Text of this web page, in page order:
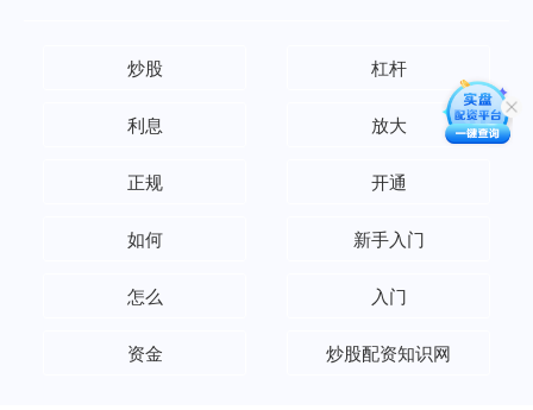
炒股 杠杆
利息 放大
正规 开通
如何 新手入门
怎么 入门
资金 炒股配资知识网